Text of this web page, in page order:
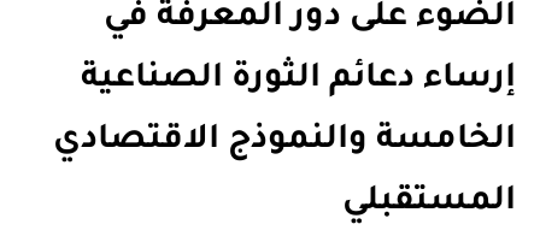
الضوء على دور المعرفة في
إرساء دعائم الثورة الصناعية
الخامسة والنموذج الاقتصادي
المستقبلي